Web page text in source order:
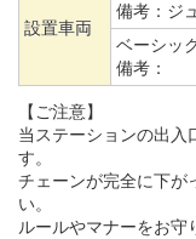
設置車両
備考： ジ
ベーシッ
備考：
【ご注意】
当ステーションの出入
す。
チェーンが完全に下が
い。
ルールやマナーをお守